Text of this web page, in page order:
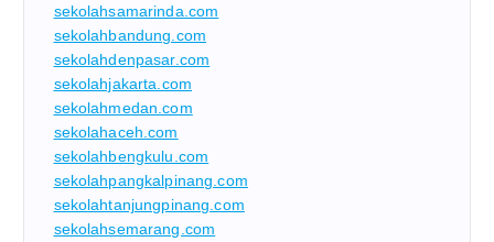
sekolahsamarinda.com
sekolahbandung.com
sekolahdenpasar.com
sekolahjakarta.com
sekolahmedan.com
sekolahaceh.com
sekolahbengkulu.com
sekolahpangkalpinang.com
sekolahtanjungpinang.com
sekolahsemarang.com